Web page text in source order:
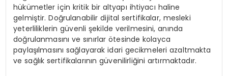
hükümetler için kritik bir altyapı ihtiyacı haline
gelmiştir. Doğrulanabilir dijital sertifikalar, mesleki
yeterliliklerin güvenli şekilde verilmesini, anında
doğrulanmasınıve sınırlarötesinde kolayca
paylaşılmasınısağlayarak idari gecikmeleri azaltmakta
ve sağlık sertifikalarının güvenilirliğini artırmaktadır.